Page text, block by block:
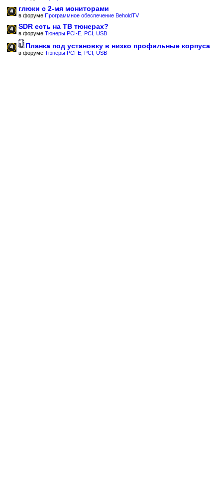
глюки с 2-мя мониторами
в форуме Программное обеспечение BeholdTV
SDR есть на ТВ тюнерах?
в форуме Тюнеры PCI-E, PCI, USB
Планка под установку в низко профильные корпуса
в форуме Тюнеры PCI-E, PCI, USB